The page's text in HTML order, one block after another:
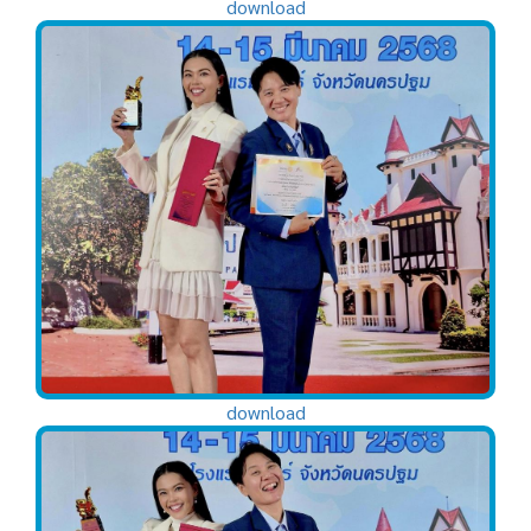
download
download